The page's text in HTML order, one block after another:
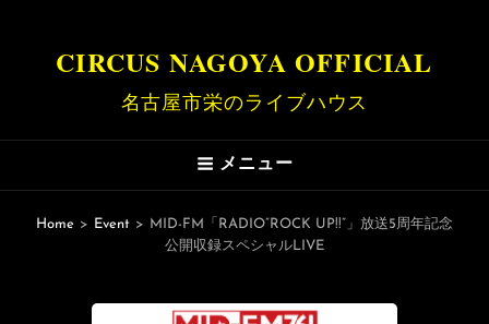
CIRCUS NAGOYA OFFICIAL
名古屋市栄のライブハウス
メニュー
Home > Event >
MID-FM「RADIO”ROCK UP!!”」放送5周年記念
公開収録スペシャルLIVE